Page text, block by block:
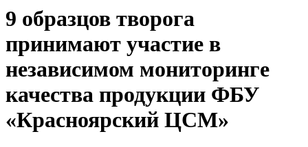
9 образцов творога
принимают участие в
независимом мониторинге
качества продукции ФБУ
«Красноярский ЦСМ»